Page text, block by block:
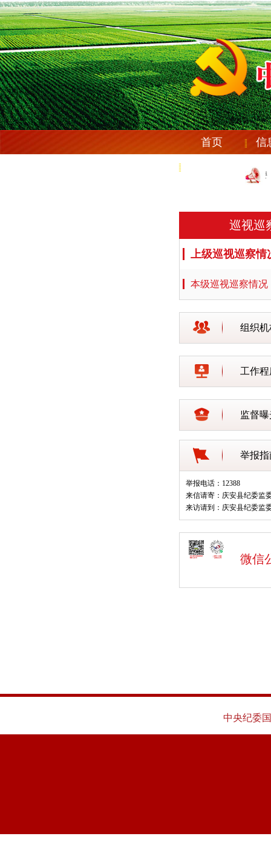
首页
信
庆安县纪委机关党委《
庆安县纪委机关党委
巡视巡
上级巡视巡察情
本级巡视巡察情况
组织机
工作
监督
举报指
举报电话：12388
来信请寄：庆安县纪委监
来访请到：庆安县纪委监
微信
中央纪委